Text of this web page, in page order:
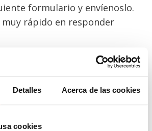
Detalles Acerca de las cookies
cookies
formulario y envíenoslo.
muy rápido en responder